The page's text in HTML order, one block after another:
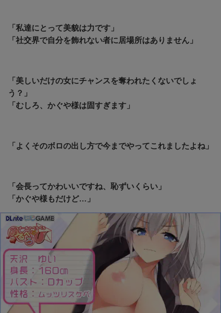
「私達にとって美貌は力です」
「社交界で自分を飾れない者に居場所はありません」
「 美しいだけの女にチャンスを奪われたくないでしょ
う？」
「むしろ、かぐや様は固すぎます」
「よくそのボロの出し方で今までやってこれましたよね」
「会長ってかわいいですね、恥ずいくらい」
「かぐや様もだけど…」